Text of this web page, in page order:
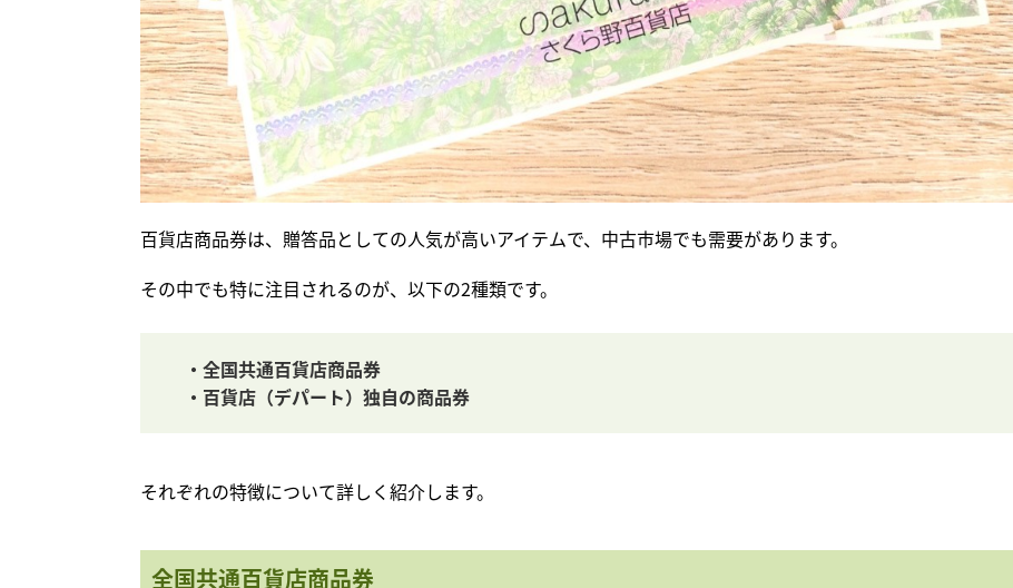
百貨店商品券は、贈答品としての人気が高いアイテムで、中古市場でも需要があります。
その中でも特に注目されるのが、以下の2種類です。
・全国共通百貨店商品券
・百貨店（デパート）独自の商品券
それぞれの特徴について詳しく紹介します。
全国共通百貨店商品券